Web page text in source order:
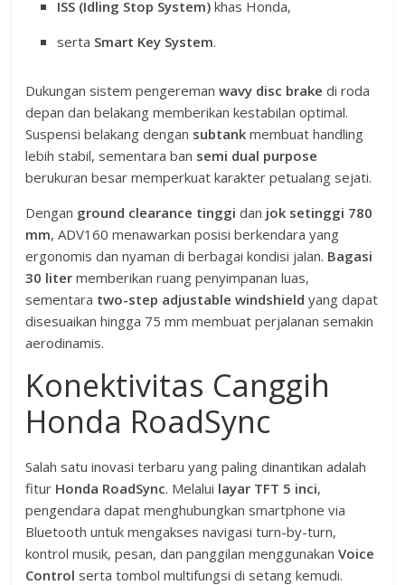
ISS (Idling Stop System) khas Honda,
serta Smart Key System.
Dukungan sistem pengeremanwavy disc brake di roda
depan dan belakang memberikan kestabilan optimal.
Suspensi belakang dengan subtank membuat handling
lebih stabil, sementara ban semi dual purpose
berukuran besar memperkuat karakter petualang sejati.
Dengan ground clearance tinggi dan jok setinggi 780
mm, ADV160 menawarkan posisi berkendara yang
ergonomis dan nyaman di berbagai kondisi jalan. Bagasi
30 liter memberikan ruang penyimpanan luas,
sementara two-step adjustable windshield yang dapat
disesuaikan hingga 75 mm membuat perjalanan semakin
aerodinamis.
Konektivitas Canggih
Honda RoadSync
Salah satu inovasi terbaru yang paling dinantikan adalah
fitur Honda RoadSync. Melalui layar TFT 5 inci,
pengendara dapat menghubungkan smartphone via
Bluetooth untuk mengakses navigasi turn-by-turn,
kontrol musik, pesan, dan panggilan menggunakanVoice
Control serta tombol multifungsi di setang kemudi.